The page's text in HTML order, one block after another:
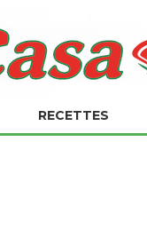
RECETTES